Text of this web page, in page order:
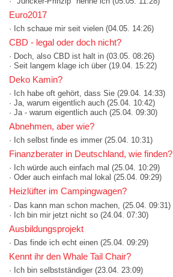
Euro2017
· Ich schaue mir seit vielen (04.05. 14:26)
CBD - legal oder doch nicht?
· Doch, also CBD ist halt in (03.05. 08:26)
· Seit langem klage ich über (19.04. 15:22)
Deko Kamin?
· Ich habe oft gehört, dass Sie (29.04. 14:33)
· Ja, warum eigentlich auch (25.04. 10:42)
· Ja - warum eigentlich auch (25.04. 09:30)
Abnehmen, aber wie?
· Ich selbst finde es immer (25.04. 10:31)
Finanzberater in Deutschland, wie finden?
· Ich würde auch einfach mal (25.04. 10:29)
· Oder auch einfach mal lokal (25.04. 09:29)
Heizlüfter im Campingwagen?
· Das kann man schon machen, (25.04. 09:31)
· Ich bin mir jetzt nicht so (24.04. 07:30)
Ausbildungsprojekt
· Das finde ich echt einen (25.04. 09:29)
Kennt ihr den Whale Tail Chair?
· Ich bin selbstständiger (23.04. 23:09)